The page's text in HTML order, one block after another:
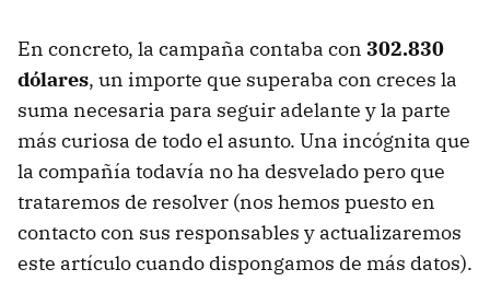
En concreto, la campaña contaba con 302.830
dólares, un importe que superaba con creces la
suma necesaria para seguir adelante y la parte
más curiosa de todo el asunto. Una incógnita que
la compañía todavía no ha desvelado pero que
trataremos de resolver (nos hemos puesto en
contacto con sus responsables y actualizaremos
este artículo cuando dispongamos de más datos).